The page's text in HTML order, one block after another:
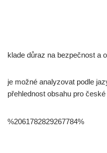
klade důraz na bezpečnost a
je možné analyzovat podle
přehlednost obsahu pro
%2061782829267784%